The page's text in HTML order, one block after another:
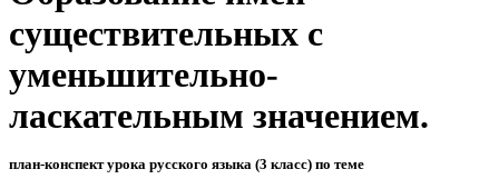
существительных с
уменьшительно-
ласкательным значением.
план-конспект урока русского языка (3 класс) по теме